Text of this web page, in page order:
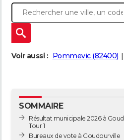
Voir aussi : Pommevic (82400)
SOMMAIRE
Résultat municipale 2026 à
Tour 1
Bureaux de vote à Goudourville